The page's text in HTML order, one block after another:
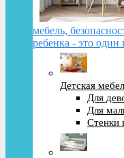
мебель,
ребенка - это один
Детская
Для
Для
Стенки